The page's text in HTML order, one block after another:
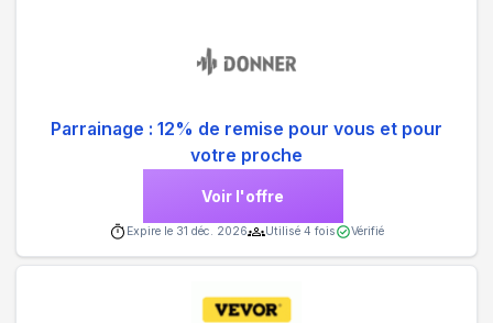
Parrainage : 12% de remise pour vous et pour
votre proche
Voir l'offre
Expire le 31 déc. 2026 Utilisé 4 fois Vérifié